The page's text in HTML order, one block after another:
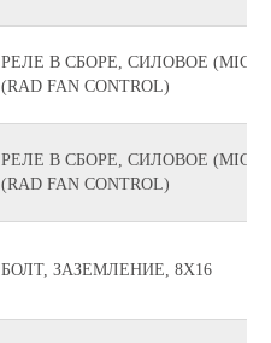
РЕЛЕ В СБОРЕ, СИЛОВОЕ (MICRO
(RAD FAN CONTROL)
РЕЛЕ В СБОРЕ, СИЛОВОЕ (MICRO
(RAD FAN CONTROL)
БОЛТ, ЗАЗЕМЛЕНИЕ, 8X16